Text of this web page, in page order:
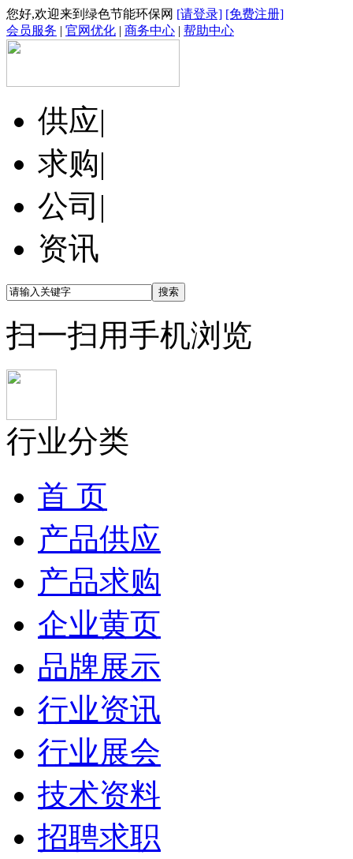
您好,欢迎来到绿色节能环保网 [请登录] [免费注册]
会员服务 | 官网优化 | 商务中心 | 帮助中心
供应|
求购|
公司 |
资讯
扫一扫用手机浏览
行业分类
首 页
产品供应
产品求购
企业黄页
品牌展示
行业资讯
行业展会
技术资料
招聘求职